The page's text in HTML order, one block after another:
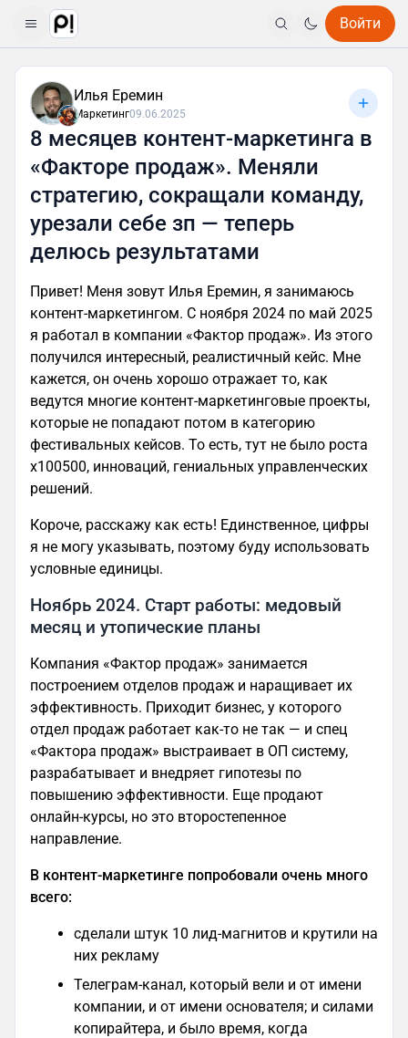
Войти
Илья Еремин
Маркетинг09.06.2025
8 месяцев контент-маркетинга в
«Факторе продаж». Меняли
стратегию, сокращали команду,
урезали себе зп — теперь
делюсь результатами
Привет! Меня зовут Илья Еремин, я занимаюсь
контент-маркетингом. С ноября 2024 по май 2025
я работал в компании «Фактор продаж». Из этого
получился интересный, реалистичный кейс. Мне
кажется, он очень хорошо отражает то, как
ведутся многие контент-маркетинговые проекты,
которые не попадают потом в категорию
фестивальных кейсов. То есть, тут не было роста
х100500, инноваций, гениальных управленческих
решений.
Короче, расскажу как есть! Единственное, цифры
я не могу указывать, поэтому буду использовать
условные единицы.
Ноябрь 2024. Старт работы: медовый
месяц и утопические планы
Компания «Фактор продаж» занимается
построением отделов продаж и наращивает их
эффективность. Приходит бизнес, у которого
отдел продаж работает как-то не так — и спец
«Фактора продаж» выстраивает в ОП систему,
разрабатывает и внедряет гипотезы по
повышению эффективности. Еще продают
онлайн-курсы, но это второстепенное
направление.
В контент-маркетинге попробовали очень много
всего:
сделали штук 10 лид-магнитов и крутили на
них рекламу
Телеграм-канал, который вели и от имени
компании, и от имени основателя; и силами
копирайтера, и было время, когда